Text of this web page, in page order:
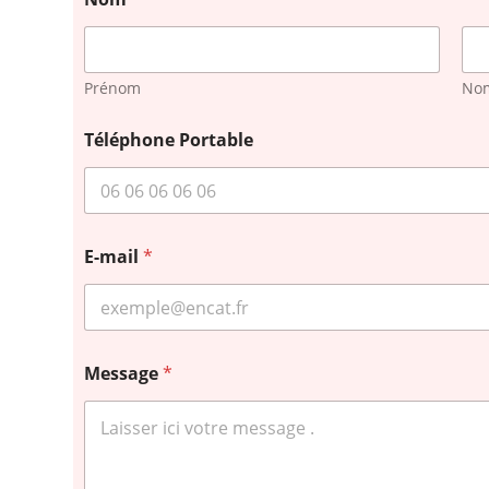
Prénom
Téléphone Portable
E-mail*
Message*